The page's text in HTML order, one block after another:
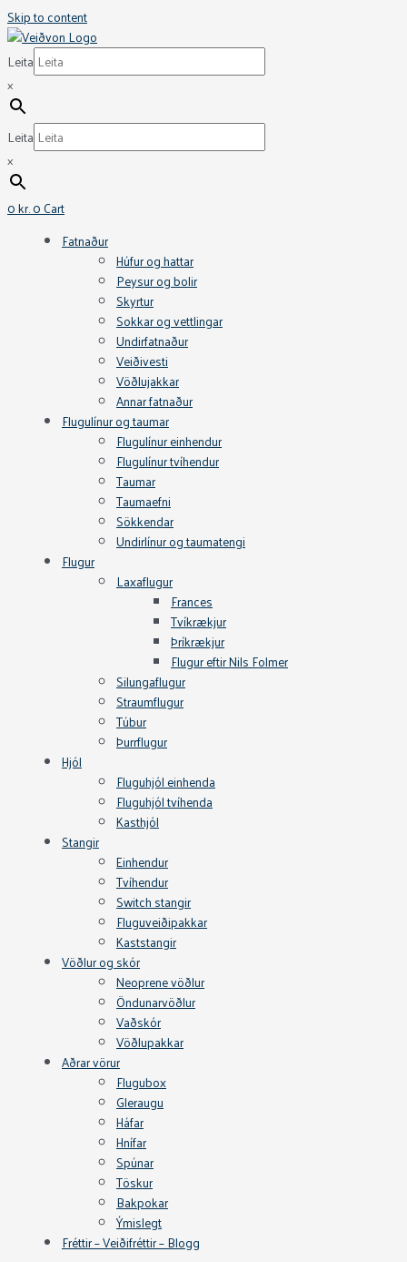
Skip to content
Leita
×
Leita
×
0kr.0Cart
Fatnaður
Húfur og hattar
Peysur og bolir
Skyrtur
Sokkar og vettlingar
Undirfatnaður
Veiðivesti
Vöðlujakkar
Annar fatnaður
Flugulínur og taumar
Flugulínur einhendur
Flugulínur tvíhendur
Taumar
Taumaefni
Sökkendar
Undirlínur og taumatengi
Flugur
Laxaflugur
Frances
Tvíkrækjur
Þríkrækjur
Flugur eftir Nils Folmer
Silungaflugur
Straumflugur
Túbur
Þurrflugur
Hjól
Fluguhjól einhenda
Fluguhjól tvíhenda
Kasthjól
Stangir
Einhendur
Tvíhendur
Switch stangir
Fluguveiðipakkar
Kaststangir
Vöðlur og skór
Neoprene vöðlur
Öndunarvöðlur
Vaðskór
Vöðlupakkar
Aðrar vörur
Flugubox
Gleraugu
Háfar
Hnífar
Spúnar
Töskur
Bakpokar
Ýmislegt
Fréttir – Veiðifréttir – Blogg